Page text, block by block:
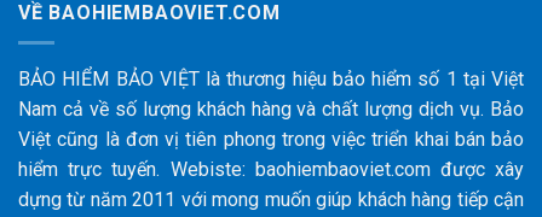
VỀ BAOHIEMBAOVIET.COM
BẢO HIỂM BẢO VIỆT là thương hiệu bảo hiểm số 1 tại Việt
Nam cả về số lượng khách hàng và chất lượng dịch vụ. Bảo
Việt cũng là đơn vị tiên phong trong việc triển khai bán bảo
hiểm trực tuyến. Webiste: baohiembaoviet.com được xây
dựng từ năm 2011 với mong muốn giúp khách hàng tiếp cận